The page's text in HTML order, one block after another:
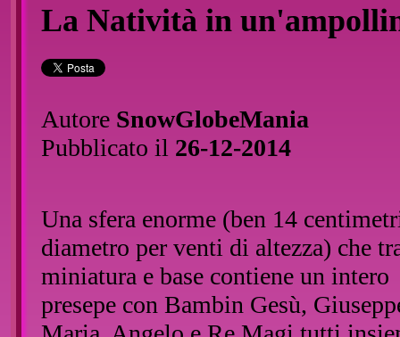
La Natività in
Autore SnowGlobeMania
Pubblicato il 26-12-2014
Una sfera enorme (ben 14
diametro per venti di altezza) che
miniatura e base contiene un intero
presepe con Bambin Gesù,